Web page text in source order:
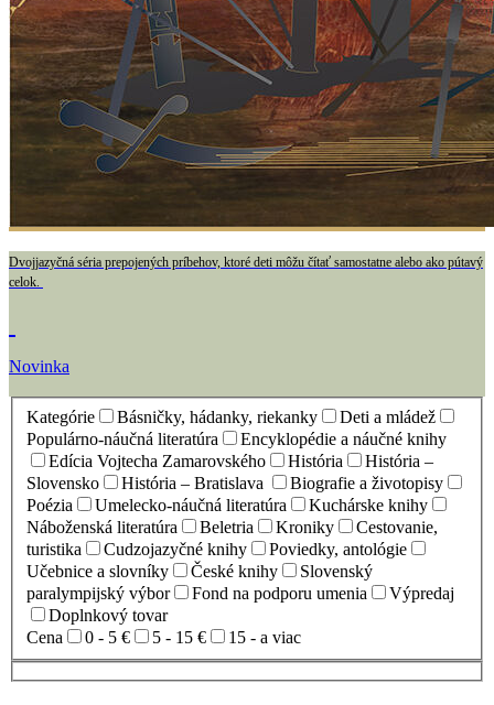
Dvojjazyčná séria prepojených príbehov, ktoré deti môžu čítať samostatne alebo ako pútavý
celok.
Novinka
Kategórie Básničky, hádanky, riekanky
Deti a mládež
Populárno-náučná literatúra
Encyklopédie a náučné knihy
Edícia Vojtecha Zamarovského
História
História –
Slovensko
História – Bratislava
Biografie a životopisy
Poézia
Umelecko-náučná literatúra
Kuchárske knihy
Náboženská literatúra
Beletria Kroniky
Cestovanie,
turistika
Cudzojazyčné knihy
Poviedky, antológie
Učebnice a slovníky
České knihy
Slovenský
paralympijský výbor
Fond na podporu umenia
Výpredaj
Doplnkový tovar
Cena
0 - 5 € 5 - 15 € 15 - a viac